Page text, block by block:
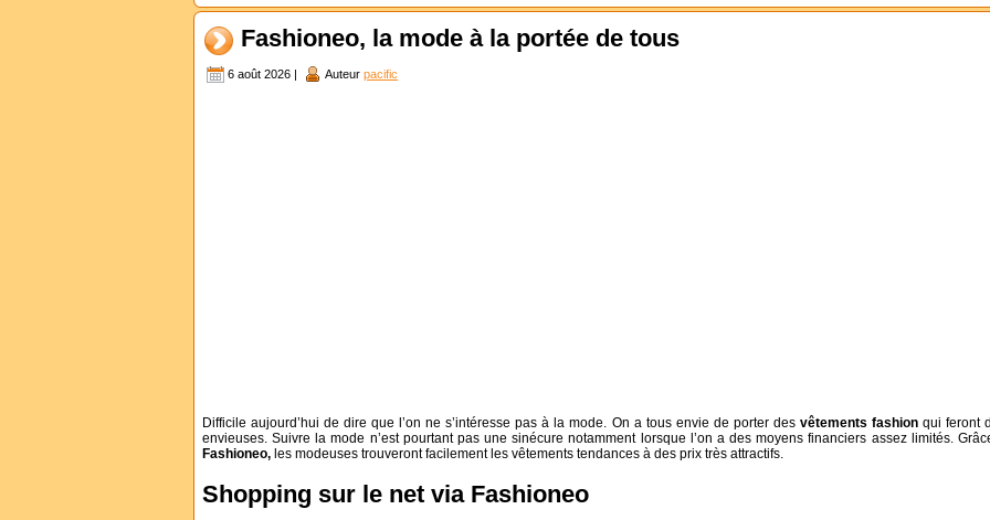
Fashioneo, la mode à la portée de tous
6 août 2026 | Auteur pacific
Difficile aujourd’hui de dire que l’on ne s’intéresse pas à la mode. On a tous envie de porter des vêtements fashionqui feront
envieuses. Suivre la mode n’est pourtant pas une sinécure notamment lorsque l’on a des moyens financiers assez limités.
Fashioneo, les modeuses trouveront facilement les vêtements tendances à des prix très attractifs.
Shopping sur le net via Fashioneo